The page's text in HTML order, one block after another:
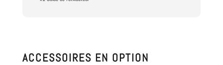
ACCESSOIRES EN OPTION